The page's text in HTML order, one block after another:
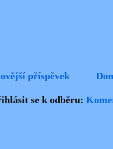
příspěvek
se k odběru: